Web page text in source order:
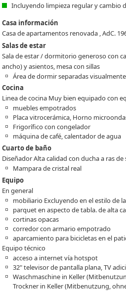
Incluyendo limpieza regular y cambio
Casa información
Casa de apartamentos renovada , AdC.
Salas de estar
Sala de estar / dormitorio generoso con
ancho) y asientos, mesa con sillas
Área de dormir separadas visualmente
Cocina
Linea de cocina Muy bien equipado con
muebles empotrados
Placa vitrocerámica, Horno
Frigorífico con congelador
máquina de café, calentador de agua
Cuarto de baño
Diseñador Alta calidad con ducha a ras de
Mampara de cristal real
Equipo
En general
mobiliario Excluyendo en el estilo de
parquet en aspecto de tabla. de alta
cortinas opacas
corredor con armario empotrado
aparcamiento para bicicletas en el
Equipo técnico
acceso a internet vía hotspot
32" televisor de pantalla plana, TV
Waschmaschine in Keller
Trockner in Keller (Mitbenutzung,